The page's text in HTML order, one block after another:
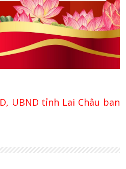
UBND tỉnh Lai Châu ban